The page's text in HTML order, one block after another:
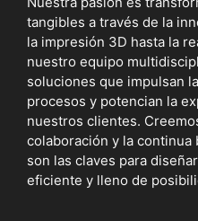
tangibles a través de la
la impresión 3D hasta la
nuestro equipo
soluciones que impulsan
procesos y potencian la
nuestros clientes.
colaboración y la continua
son las claves para
eficiente y lleno de